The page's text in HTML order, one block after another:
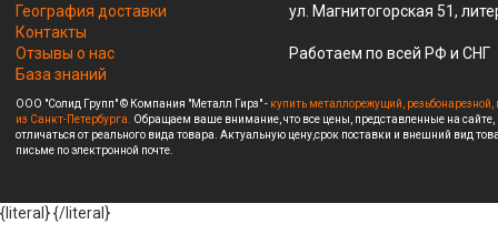
География доставки
Контакты
Отзывы о нас
База знаний
ул. Магнитогорская 51,
Работаем по всей РФ и СНГ
ООО "Солид Групп" © Компания "Металл Гирз" - купить металлорежущий,
из Санкт-Петербурга. Обращаем ваше внимание, что все цены, представленные на
отличаться от реального вида товара. Актуальную цену,срок поставки и внешний вид
письме по электронной почте.
{literal}{/literal}